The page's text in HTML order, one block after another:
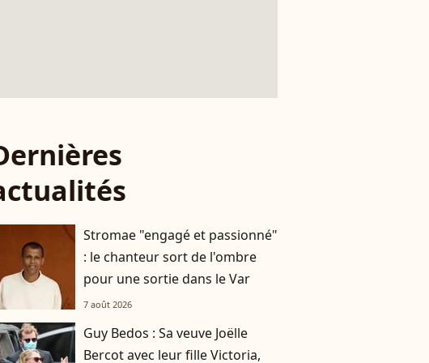
Stromae "engagé et passionné"
: le chanteur sort de l'ombre
pour une sortie dans le Var
7 août 2026
Guy Bedos : Sa veuve Joëlle
Bercot avec leur fille Victoria,